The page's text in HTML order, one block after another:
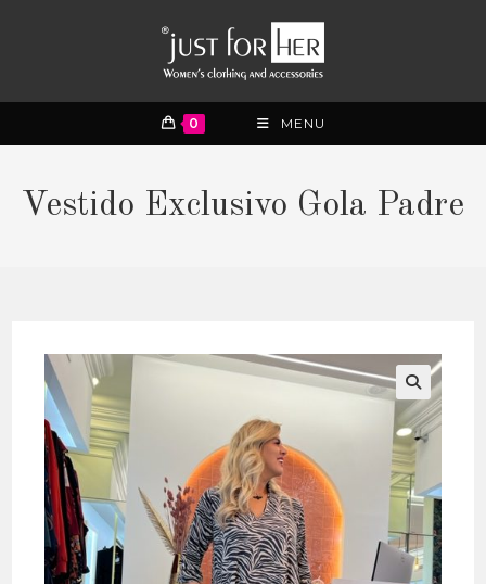
0 MENU
Vestido Exclusivo Gola Padre
🔍